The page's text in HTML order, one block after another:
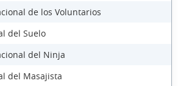
de los Voluntarios
del Suelo
del Ninja
del Masajista